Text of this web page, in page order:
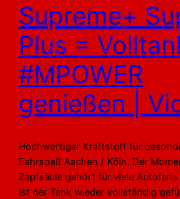
Supreme+
Plus =
#MPOWER
genießen |
Hochwertiger Kraftstoff für
Fahrspaß Aachen / Köln. Der
Zapfsäule gehört für viele
Ist der Tank wieder vollständig